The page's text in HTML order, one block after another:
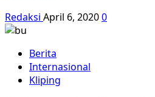
Redaksi April 6, 20200
Berita
Internasional
Kliping